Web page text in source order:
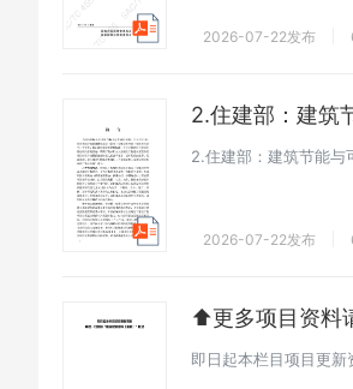
2026-07-22发布
2.住建部：建筑
2.住建部：建筑节能与
2026-07-22发布
⬆️更多项目资料
即日起本栏目项目更新